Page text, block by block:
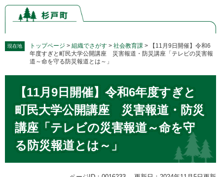
ペ
の
す。
メ
ー
し
現在地 トップページ > 組織でさがす > 社会教育課 >
【11月9日開催】令和6
年度すぎと町民大学公開講座 災害報道・防災講座「テレビの災害報
道～命を守る防災報道とは～」
【11月9日開催】令和6年度すぎと
町民大学公開講座 災害報道・防災
講座「テレビの災害報道～命を守
る防災報道とは～」